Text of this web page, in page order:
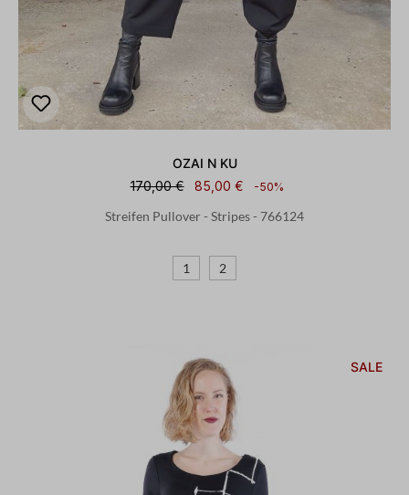
OZAI N KU
170,00 €
85,00 € -50%
Streifen Pullover - Stripes - 766124
1 2
SALE